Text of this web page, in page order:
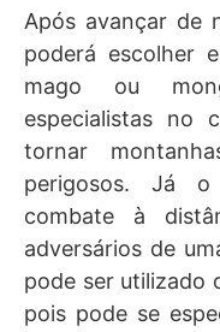
Após avançar de
poderá escolher
mago ou
especialistas no
tornar
perigosos. Já
combate à
adversários de
pode ser utilizado
pois pode se